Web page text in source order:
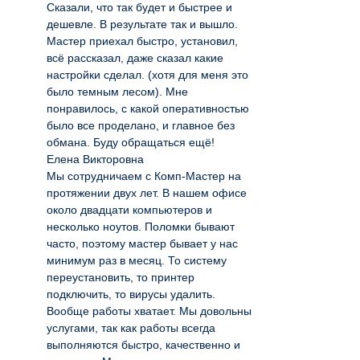
Сказали, что так будет и быстрее и
дешевле. В результате так и вышло.
Мастер приехал быстро, установил,
всё рассказал, даже сказал какие
настройки сделал. (хотя для меня это
было темным лесом). Мне
понравилось, с какой оперативностью
было все проделано, и главное без
обмана. Буду обращаться ещё!
Елена Викторовна
Мы сотрудничаем с Комп-Мастер на
протяжении двух лет. В нашем офисе
около двадцати компьютеров и
несколько ноутов. Поломки бывают
часто, поэтому мастер бывает у нас
минимум раз в месяц. То систему
переустановить, то принтер
подключить, то вирусы удалить.
Вообще работы хватает. Мы довольны
услугами, так как работы всегда
выполняются быстро, качественно и